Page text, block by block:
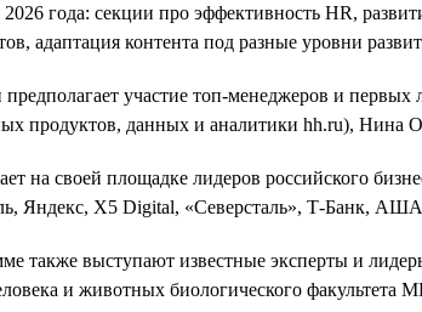
года: секции про эффективность HR,
адаптация контента под разные уровни
участие топ-менеджеров и
продуктов, данных и аналитики hh.ru), Нина
на своей площадке лидеров российского
Яндекс, Х5 Digital, «Северсталь», Т-Банк,
также выступают известные эксперты и
и животных биологического